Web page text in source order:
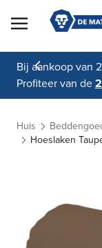
Skip to Content
Bij aankoop van
Profiteer van de
Huis
Hoeslaken